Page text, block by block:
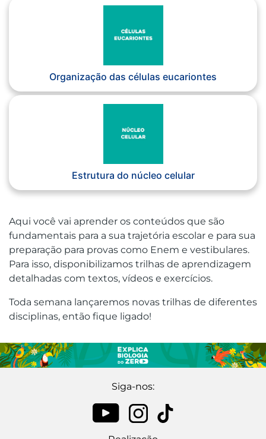
Organização das células eucariontes
Estrutura do núcleo celular
Aqui você vai aprender os conteúdos que são
fundamentais para a sua trajetória escolar e para sua
preparação para provas como Enem e vestibulares.
Para isso, disponibilizamos trilhas de aprendizagem
detalhadas com textos, vídeos e exercícios.
Toda semana lançaremos novas trilhas de diferentes
disciplinas, então fique ligado!
Siga-nos: